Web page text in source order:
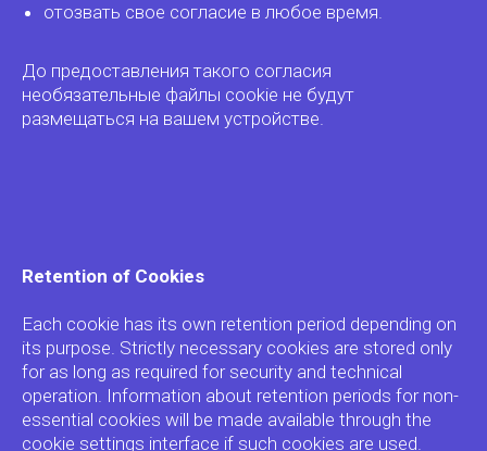
отозвать свое согласие в любое время.
До предоставления такого согласия
необязательные файлы cookie не будут
размещаться на вашем устройстве.
Retention of Cookies
Each cookie has its own retention period depending on
its purpose. Strictly necessary cookies are stored only
for as long as required for security and technical
operation. Information about retention periods for non-
essential cookies will be made available through the
cookie settings interface if such cookies are used.